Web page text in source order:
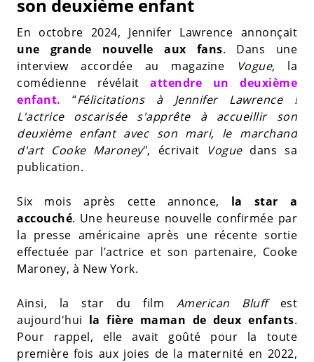
son deuxième enfant
En octobre 2024, Jennifer Lawrence annonçait
une grande nouvelle aux fans. Dans une
interview accordée au magazine
Vogue, la
comédienne révélait attendre un deuxième
enfant. “Félicitations à Jennifer Lawrence !
L'actrice oscarisée s'apprête à accueillir son
deuxième enfant avec son mari, le marchand
d'art Cooke Maroney", écrivait Vogue dans sa
publication.
Six mois après cette annonce, la star a
accouché. Une heureuse nouvelle confirmée par
la presse américaine après une récente sortie
effectuée par l’actrice et son partenaire, Cooke
Maroney, à New York.
Ainsi, la star du film American Bluffest
aujourd'hui la fière maman de deux enfants.
Pour rappel, elle avait goûté pour la toute
première fois aux joies de la maternité en 2022,